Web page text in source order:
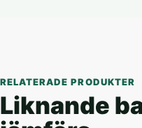
RELATERADE PRODUKTER
Liknande